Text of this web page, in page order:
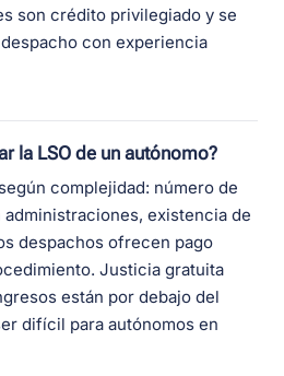
son crédito privilegiado y se
con experiencia
la LSO de un autónomo?
complejidad: número de
existencia de
despachos ofrecen pago
Justicia gratuita
están por debajo del
difícil para autónomos en